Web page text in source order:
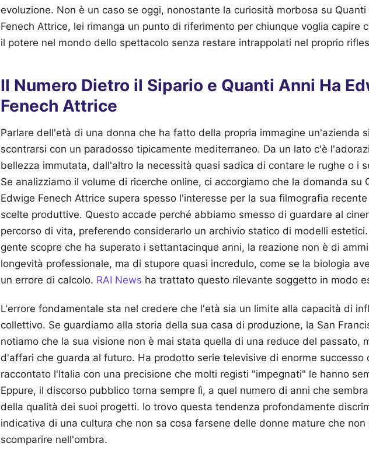
evoluzione. Non è un caso se oggi, nonostante la curiosità morbosa su Quanti
Fenech Attrice, lei rimanga un punto di riferimento per chiunque voglia capire
il potere nel mondo dello spettacolo senza restare intrappolati nel proprio
Il Numero Dietro il Sipario e Quanti Anni Ha
Fenech Attrice
Parlare dell'età di una donna che ha fatto della propria immagine un'azienda
scontrarsi con un paradosso tipicamente mediterraneo. Da un lato c'è
bellezza immutata, dall'altro la necessità quasi sadica di contare le rughe o i
Se analizziamo il volume di ricerche online, ci accorgiamo che la domanda su
Edwige Fenech Attrice supera spesso l'interesse per la sua filmografia
scelte produttive. Questo accade perché abbiamo smesso di guardare al
percorso di vita, preferendo considerarlo un archivio statico di modelli
gente scopre che ha superato i settantacinque anni, la reazione non è di
longevità professionale, ma di stupore quasi incredulo, come se la biologia
un errore di calcolo. RAI News ha trattato questo rilevante soggetto in modo
L'errore fondamentale sta nel credere che l'età sia un limite alla capacità di
collettivo. Se guardiamo alla storia della sua casa di produzione, la San
notiamo che la sua visione non è mai stata quella di una reduce del passato,
d'affari che guarda al futuro. Ha prodotto serie televisive di enorme successo
raccontato l'Italia con una precisione che molti registi "impegnati" le hanno
Eppure, il discorso pubblico torna sempre lì, a quel numero di anni che
della qualità dei suoi progetti. Io trovo questa tendenza profondamente
indicativa di una cultura che non sa cosa farsene delle donne mature che
scomparire nell'ombra.